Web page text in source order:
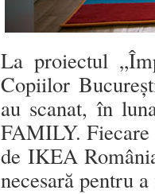
La proiectul
Copiilor
au scanat, în
FAMILY. Fiecare
de IKEA
necesară pentru